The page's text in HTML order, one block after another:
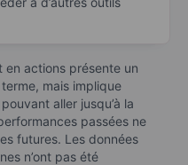
en actions présente un
mais implique
aller jusqu’à la
passées ne
futures. Les données
n’ont pas été